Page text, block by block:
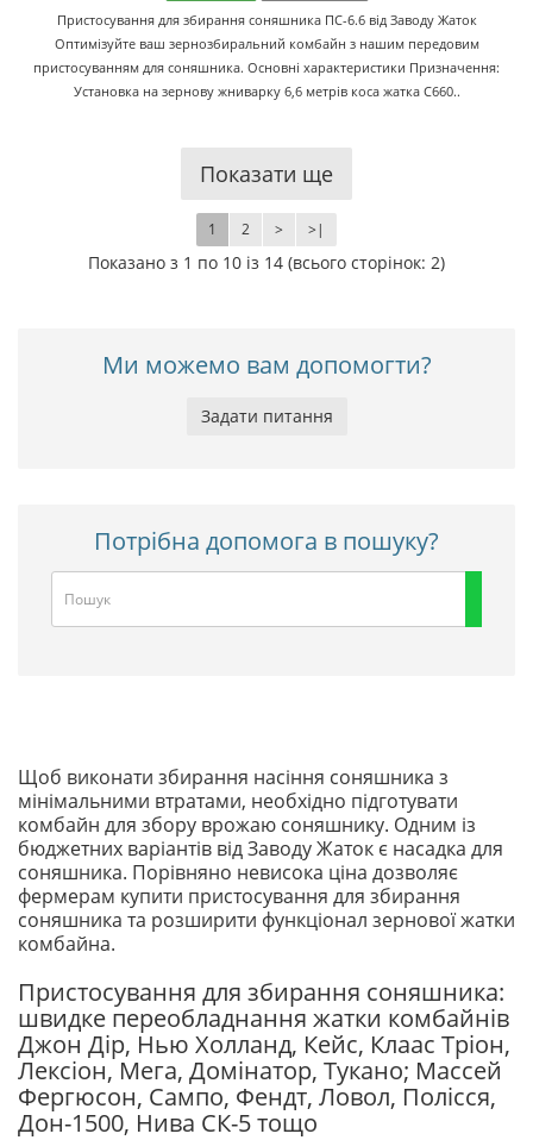
Пристосування для збирання соняшника ПС-6.6 від Заводу Жаток
Оптимізуйте ваш зернозбиральний комбайн з нашим передовим
пристосуванням для соняшника. Основні характеристики Призначення:
Установка на зернову жниварку 6,6 метрів коса жатка C660..
Показати ще
1 2 > >|
Показано з 1 по 10 із 14 (всього сторінок: 2)
Ми можемо вам допомогти?
Задати питання
Потрібна допомога в пошуку?
Щоб виконати збирання насіння соняшника з
мінімальними втратами, необхідно підготувати
комбайн для збору врожаю соняшнику. Одним із
бюджетних варіантів від Заводу Жаток є насадка для
соняшника. Порівняно невисока ціна дозволяє
фермерам купити пристосування для збирання
соняшника та розширити функціонал зернової жатки
комбайна.
Пристосування для збирання соняшника:
швидке переобладнання жатки комбайнів
Джон Дір, Нью Холланд, Кейс, Клаас Тріон,
Лексіон, Мега, Домінатор, Тукано; Массей
Фергюсон, Сампо, Фендт, Ловол, Полісся,
Дон-1500, Нива СК-5 тощо